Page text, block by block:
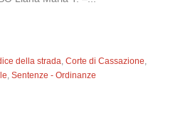
della strada,Corte di Cassazione,
,Sentenze - Ordinanze